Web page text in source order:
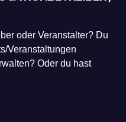
oder Veranstalter? Du
Veranstaltungen
Oder du hast